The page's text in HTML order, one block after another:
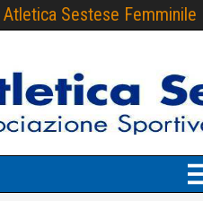
Atletica Sestese Femminile